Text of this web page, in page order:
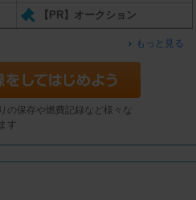
【PR】オークション
もっと見る
の保存や燃費記録など様々な
す